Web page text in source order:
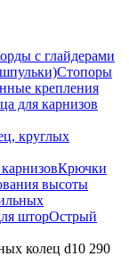
с глайдерами
Стопоры
крепления
для карнизов
круглых
Крючки
высоты
шторОстрый
колец d10 290